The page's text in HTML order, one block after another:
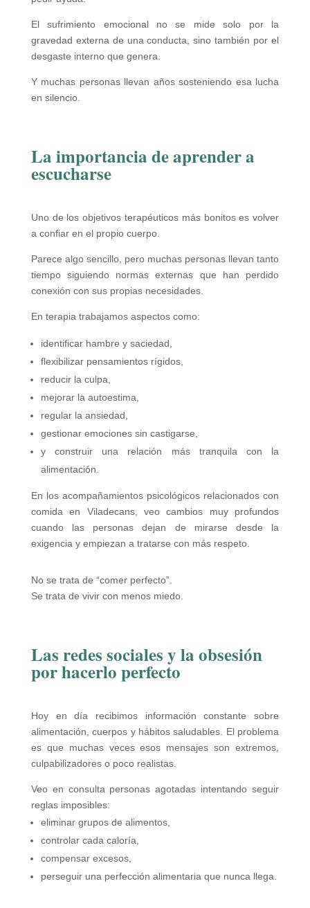
El sufrimiento emocional no se mide solo por la
gravedad externa de una conducta, sino también por el
desgaste interno que genera.
Y muchas personas llevan años sosteniendo esa lucha
en silencio.
La importancia de aprender a
escucharse
Uno de los objetivos terapéuticos más bonitos es volver
a confiar en el propio cuerpo.
Parece algo sencillo, pero muchas personas llevan tanto
tiempo siguiendo normas externas que han perdido
conexión con sus propias necesidades.
En terapia trabajamos aspectos como:
identificar hambre y saciedad,
flexibilizar pensamientos rígidos,
reducir la culpa,
mejorar la autoestima,
regular la ansiedad,
gestionar emociones sin castigarse,
y construir una relación más tranquila con la
alimentación.
En los acompañamientos psicológicos relacionados con
comida en Viladecans, veo cambios muy profundos
cuando las personas dejan de mirarse desde la
exigencia y empiezan a tratarse con más respeto.
No se trata de “comer perfecto”.
Se trata de vivir con menos miedo.
Las redes sociales y la obsesión
por hacerlo perfecto
Hoy en día recibimos información constante sobre
alimentación, cuerpos y hábitos saludables. El problema
es que muchas veces esos mensajes son extremos,
culpabilizadores o poco realistas.
Veo en consulta personas agotadas intentando seguir
reglas imposibles:
eliminar grupos de alimentos,
controlar cada caloría,
compensar excesos,
perseguir una perfección alimentaria que nunca llega.